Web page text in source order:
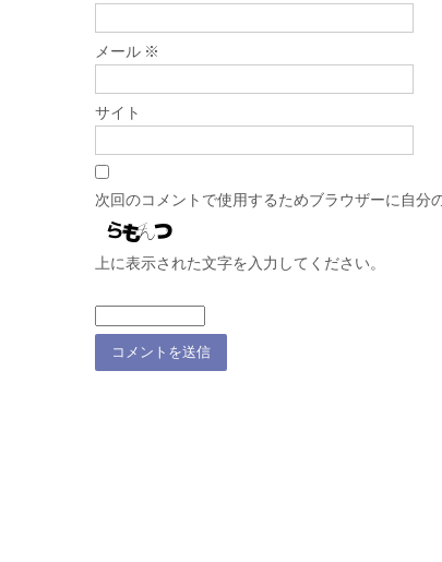
メール ※
サイト
次回のコメントで使用するためブラウザーに自分
上に表示された文字を入力してください。